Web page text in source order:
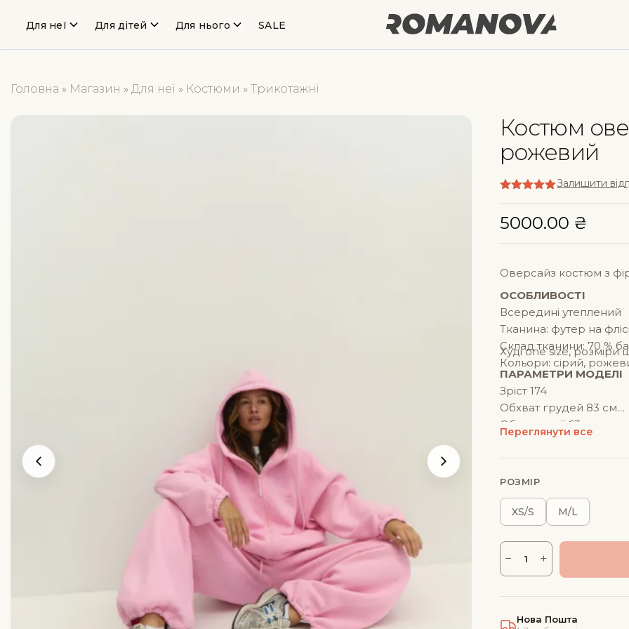
Для неї Для дітей Для нього SALE
Головна » Магазин » Для неї » Костюми » Трикотажні
Костюм
рожевий
Залишити
5000.00 ₴
Оверсайз костюм з
ОСОБЛИВОСТІ
Всередині утеплений
Тканина: футер на
Склад тканини: 70 %
Кольори: сірий,
Худі one size, розміри
ПАРАМЕТРИ МОДЕЛІ
Зріст 174
Обхват грудей 83 см
Обхват талії 63 см
Обхват бедер 94 см
На моделі розмір хс/с
Переглянути все
РОЗМІР
XS/S M/L
−
вишивкою
+
Нова Пошта